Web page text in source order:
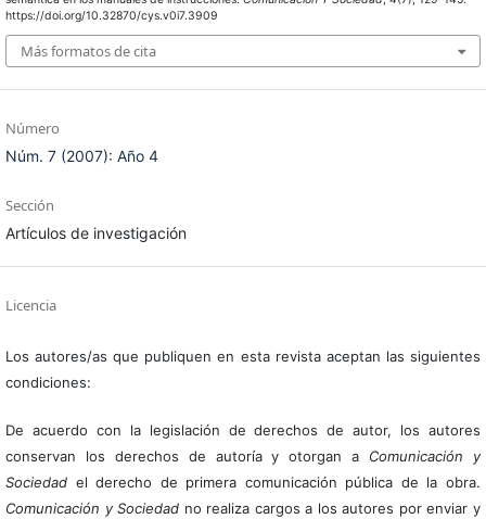
https://doi.org/10.32870/cys.v0i7.3909
Más formatos de cita
Número
Núm. 7 (2007): Año 4
Sección
Artículos de investigación
Licencia
Los autores/as que publiquen en esta revista aceptan las siguientes
condiciones:
De acuerdo con la legislación de derechos de autor, los autores
conservan los derechos de autoría y otorgan a Comunicación y
Sociedadel derecho de primera comunicación pública de la obra.
Comunicación y Sociedad no realiza cargos a los autores por enviar y